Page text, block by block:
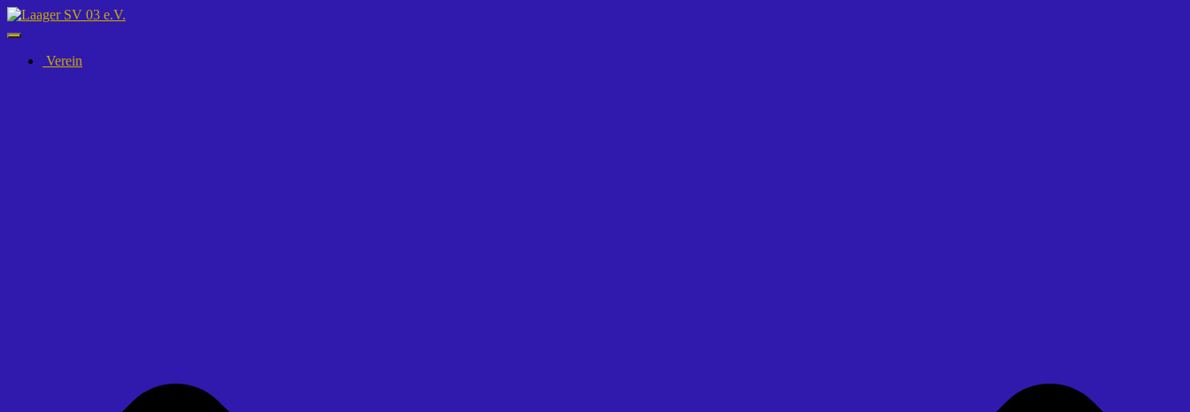
Navigation
umschalten
Verein